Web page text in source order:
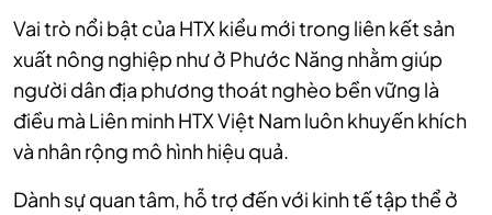
Vai trò nổi bật của HTX kiểu mới trong liên kết sản
xuất nông nghiệp như ở Phước Năng nhằm giúp
người dân địa phương thoát nghèo bền vững là
điều mà Liên minh HTX Việt Nam luôn khuyến khích
và nhân rộng mô hình hiệu quả.
Dành sự quan tâm, hỗ trợ đến với kinh tế tập thể ở